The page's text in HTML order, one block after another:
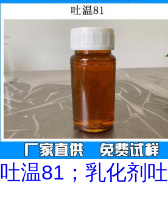
吐温81；乳化剂